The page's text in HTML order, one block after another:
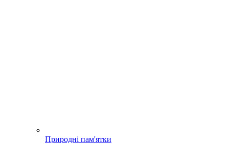
Природні пам'ятки